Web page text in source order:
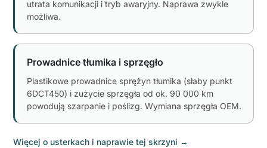
utrata komunikacji i tryb awaryjny. Naprawa zwykle
możliwa.
Prowadnice tłumika i sprzęgło
Plastikowe prowadnice sprężyn tłumika (słaby punkt
6DCT450) i zużycie sprzęgła od ok. 90 000 km
powodują szarpanie i poślizg. Wymiana sprzęgła OEM.
Więcej o usterkach i naprawie tej skrzyni →